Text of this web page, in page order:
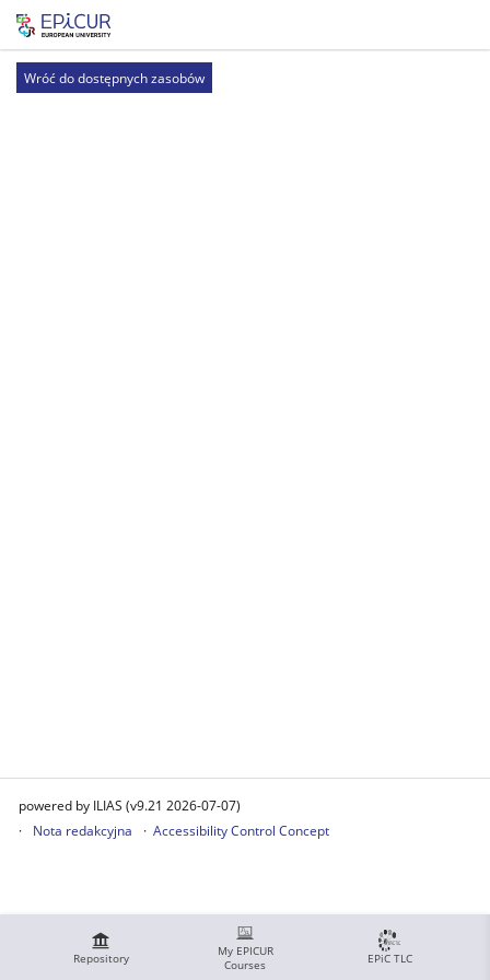
Repository
My EPICUR
Courses
EPiC TLC
Wróć do dostępnych zasobów
powered by ILIAS (v9.21 2026-07-07)
Nota redakcyjna
Accessibility Control Concept